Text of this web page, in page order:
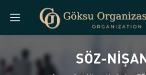
SÖZ-